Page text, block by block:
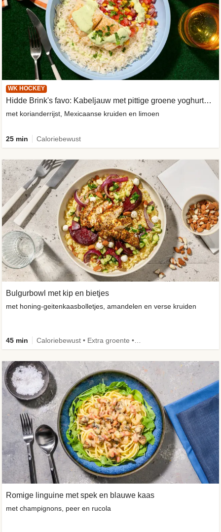
WK HOCKEY
Hidde Brink's favo: Kabeljauw met pittige groene yoghurtsaus
met korianderrijst, Mexicaanse kruiden en limoen
25 min Caloriebewust
Bulgurbowl met kip en bietjes
met honing-geitenkaasbolletjes, amandelen en verse kruiden
45 min
Romige linguine met spek en blauwe kaas
met champignons, peer en rucola